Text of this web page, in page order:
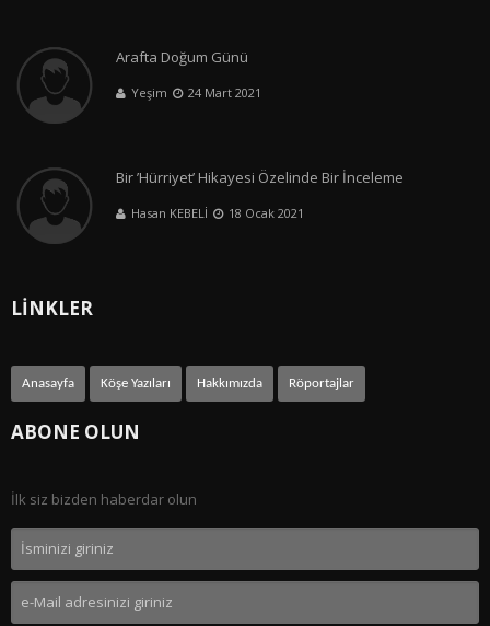
Arafta Doğum Günü
Yeşim 24 Mart 2021
Bir ’Hürriyet’ Hikayesi Özelinde Bir İnceleme
Hasan KEBELİ 18 Ocak 2021
LİNKLER
Anasayfa Köşe Yazıları Hakkımızda Röportajlar
ABONE OLUN
İlk siz bizden haberdar olun